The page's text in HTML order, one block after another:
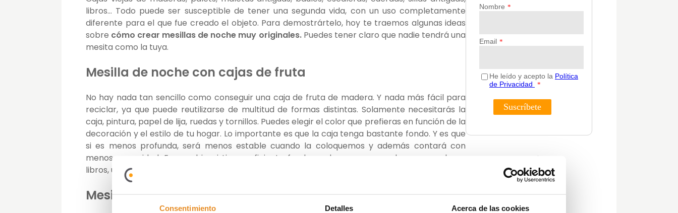
Consentimiento Detalles Acerca de las cookies
libros… Todo puede ser susceptible de tener una segunda vida, con un uso completamente
diferente para el que fue creado el objeto. Para demostrártelo, hoy te traemos algunas ideas
sobre cómo crear mesillas de noche muy originales.Puedes tener claro que nadie tendrá una
mesita como la tuya.
Mesilla de noche con cajas de fruta
No hay nada tan sencillo como conseguir una caja de fruta de madera. Y nada más fácil para
reciclar, ya que puede reutilizarse de multitud de formas distintas. Solamente necesitarás la
caja, pintura, papel de lija, ruedas y tornillos. Puedes elegir el color que prefieras en función de la
decoración y el estilo de tu hogar. Lo importante es que la caja tenga bastante fondo. Y es que
si es menos profunda, será menos estable cuando la coloquemos y además contará con
menos capacidad. En cambio, si tiene suficiente fondo, podremos aprovechar para colocar
libros, una lámpara y un despertador.
Mesilla de noche con maletas antiguas
Categorías
Actualidad
Decoración